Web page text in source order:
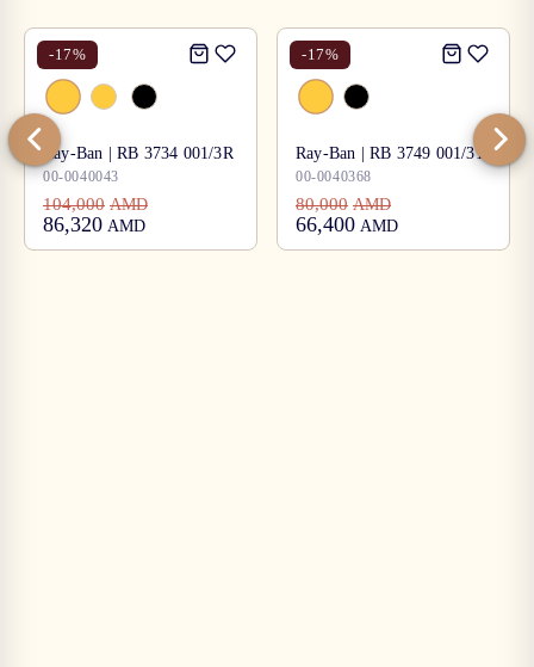
-17%
Ray-Ban | RB 3734 001/3R
00-0040043
104,000 AMD
86,320 AMD
-17%
Ray-Ban | RB 3749 001/31
00-0040368
80,000 AMD
66,400 AMD